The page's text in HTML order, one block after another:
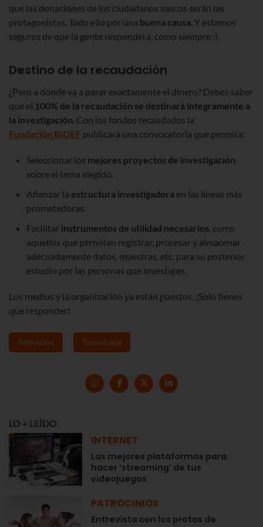
que las donaciones de los ciudadanos vascos serán las
protagonistas. Todo ello por una buena causa. Y estamos
seguros de que la gente responderá, como siempre :)
Destino de la recaudación
¿Pero a dónde va a parar exactamente el dinero? Debes saber
que el 100% de la recaudación se destinará íntegramente a
la investigación. Con los fondos recaudados la
Fundación BIOEF publicará una convocatoria que permita:
Seleccionar los mejores proyectos de investigación
sobre el tema elegido.
Afianzar la estructura investigadora en las líneas más
prometedoras.
Facilitar instrumentos de utilidad necesarios, como
aquellos que permitan registrar, procesar y almacenar
adecuadamente datos, muestras, etc. para su posterior
estudio por las personas que investigan.
Los medios y la organización ya están puestos. ¡Solo tienes
que responder!
Televisión Tecnología
LO + LEÍDO
INTERNET
Las mejores plataformas para
hacer ‘streaming’ de tus
videojuegos
PATROCINIOS
Entrevista con los protas de